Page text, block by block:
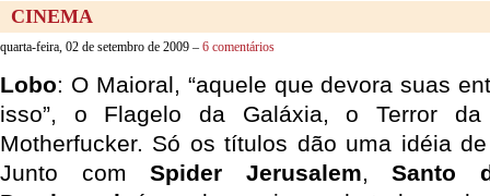
CINEMA
quarta-feira, 02 de setembro de 2009 – 6 comentários
Lobo: O Maioral, “aquele que devora suas
isso”, o Flagelo da Galáxia, o Terror
Motherfucker. Só os títulos dão uma idéia
Junto comSpider Jerusalem,Santo